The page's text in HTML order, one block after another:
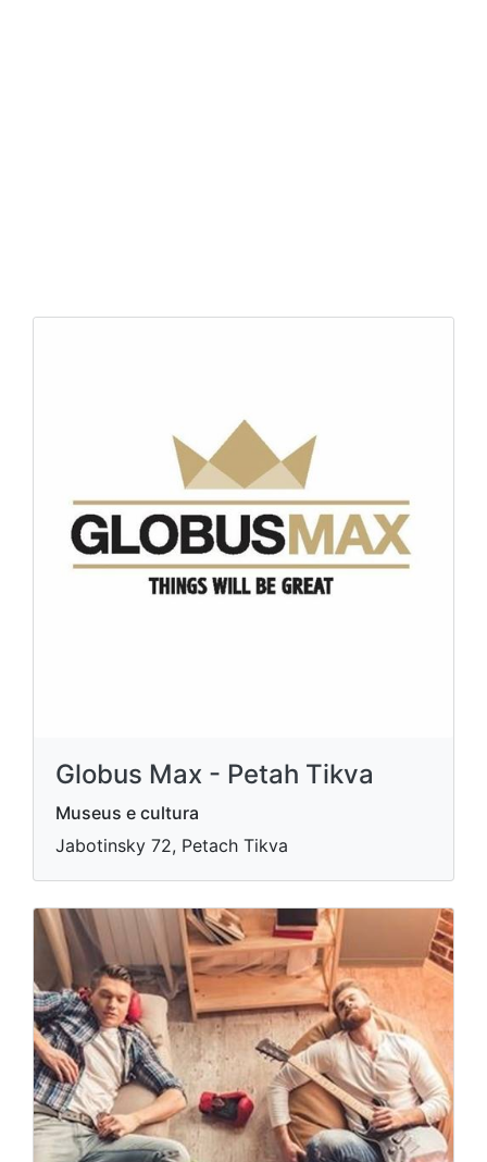
Globus Max - Petah Tikva
Museus e cultura
Jabotinsky 72, Petach Tikva